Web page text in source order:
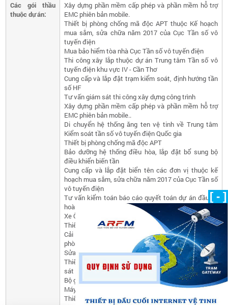
Các gói thầu
thuộc dự án:
Xây dựng phần mềm cấp phép và phần mềm hỗ trợ
EMC phiên bản mobile.
Thiết bị phòng chống mã độc APT thuộc Kế hoạch
mua sắm, sửa chữa năm 2017 của Cục Tần số vô
tuyến điện
Mua bảo hiểm tòa nhà Cục Tần số vô tuyến điện
Thi công xây lắp thuộc dự án Trung tâm Tần số vô
tuyến điện khu vực IV - Cần Thơ
Cung cấp và lắp đặt trạm kiểm soát, định hướng tần
số HF
Tư vấn giám sát thi công xây dựng công trình
Xây dựng phần mềm cấp phép và phần mềm hỗ trợ
EMC phiên bản mobile..
Di chuyển hệ thống ăng ten vệ tinh về Trung tâm
Kiểm soát tần số vô tuyến điện Quốc gia
Thiết bị phòng chống mã độc APT
Bảo dưỡng hệ thống điều hòa, lắp đặt bổ sung bộ
điều khiển biến tần
Cung cấp và lắp đặt biển tên các đơn vị thuộc kế
hoạch mua sắm, sửa chữa năm 2017 của Cục Tần số
vô tuyến điện
Tư vấn kiểm toán báo cáo quyết toán dự án đầu tư
hoàn thành
Xe Ô tô chuyên dùng (loại 02 cầu 07 chỗ)
Thiết bị dự phòng cho hệ thống TCI model 735.
Cải tạo sàn nâng kỹ thuật cho phòng sửa chữa và
phòng hiệu chuẩn
Sửa chữa trạm kiểm soát tần số tại Điện Biên
Thiết bị mở rộng mạng thông tin di động cho bộ giám
sát SMU2012 và thiết bị cấp nguồn kèm theo
Bộ giám sát điều kiện làm việc cho trạm kiểm soát
Máy đo và thiết bị hỗ trợ đo kiểm
Thiết bị dự phòng cho hệ thống RS
[ - ]